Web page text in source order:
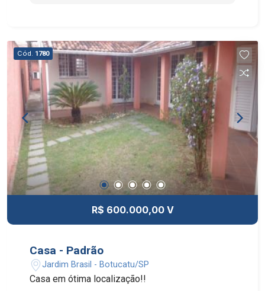
Cód. 1780
R$ 600.000,00 V
Casa - Padrão
Jardim Brasil - Botucatu/SP
Casa em ótima localização!!